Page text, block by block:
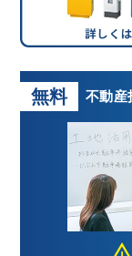
無料 不動産